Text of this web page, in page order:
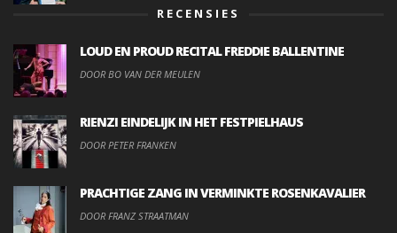
RECENSIES
LOUD EN PROUD RECITAL FREDDIE BALLENTINE
DOOR BO VAN DER MEULEN
RIENZI EINDELIJK IN HET FESTPIELHAUS
DOOR PETER FRANKEN
PRACHTIGE ZANG IN VERMINKTE ROSENKAVALIER
DOOR FRANZ STRAATMAN